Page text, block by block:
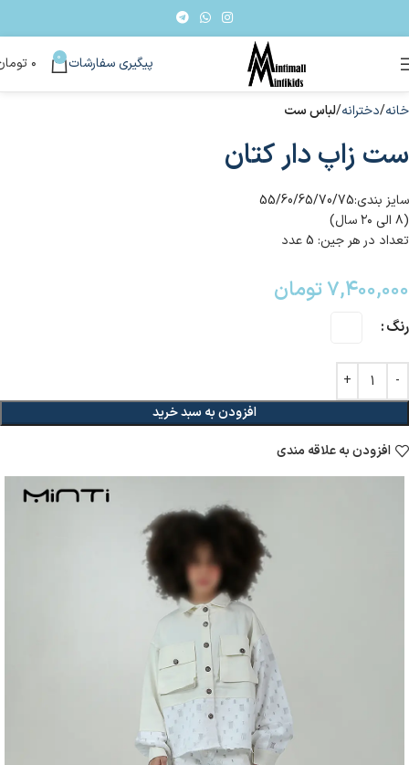
پیگیری سفارشات 0 ۰
خانه دخترانه لباس ست
ست زاپ دار کتان
سایز بندی:55/60/65/70/75
(۸ الی ۲۰ سال)
تعداد در هر جین: 5 عدد
۷,۴۰۰,۰۰۰تومان
رنگ
افزودن به سبد خرید
افزودن به علاقه مندی